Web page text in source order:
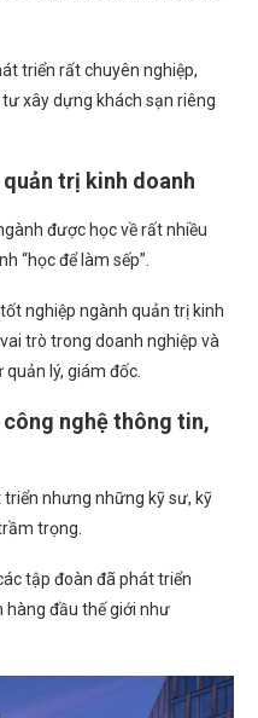
triển rất chuyên nghiệp,
xây dựng khách sạn riêng
quản trị kinh doanh
được học về rất nhiều
“học để làm sếp”.
nghiệp ngành quản trị kinh
trò trong doanh nghiệp và
lý, giám đốc.
công nghệ thông tin,
nhưng những kỹ sư, kỹ
trọng.
tập đoàn đã phát triển
đầu thế giới như